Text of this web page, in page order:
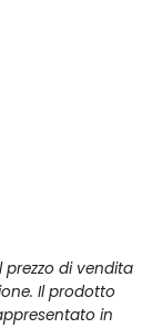
prezzo di vendita
Il prodotto
in